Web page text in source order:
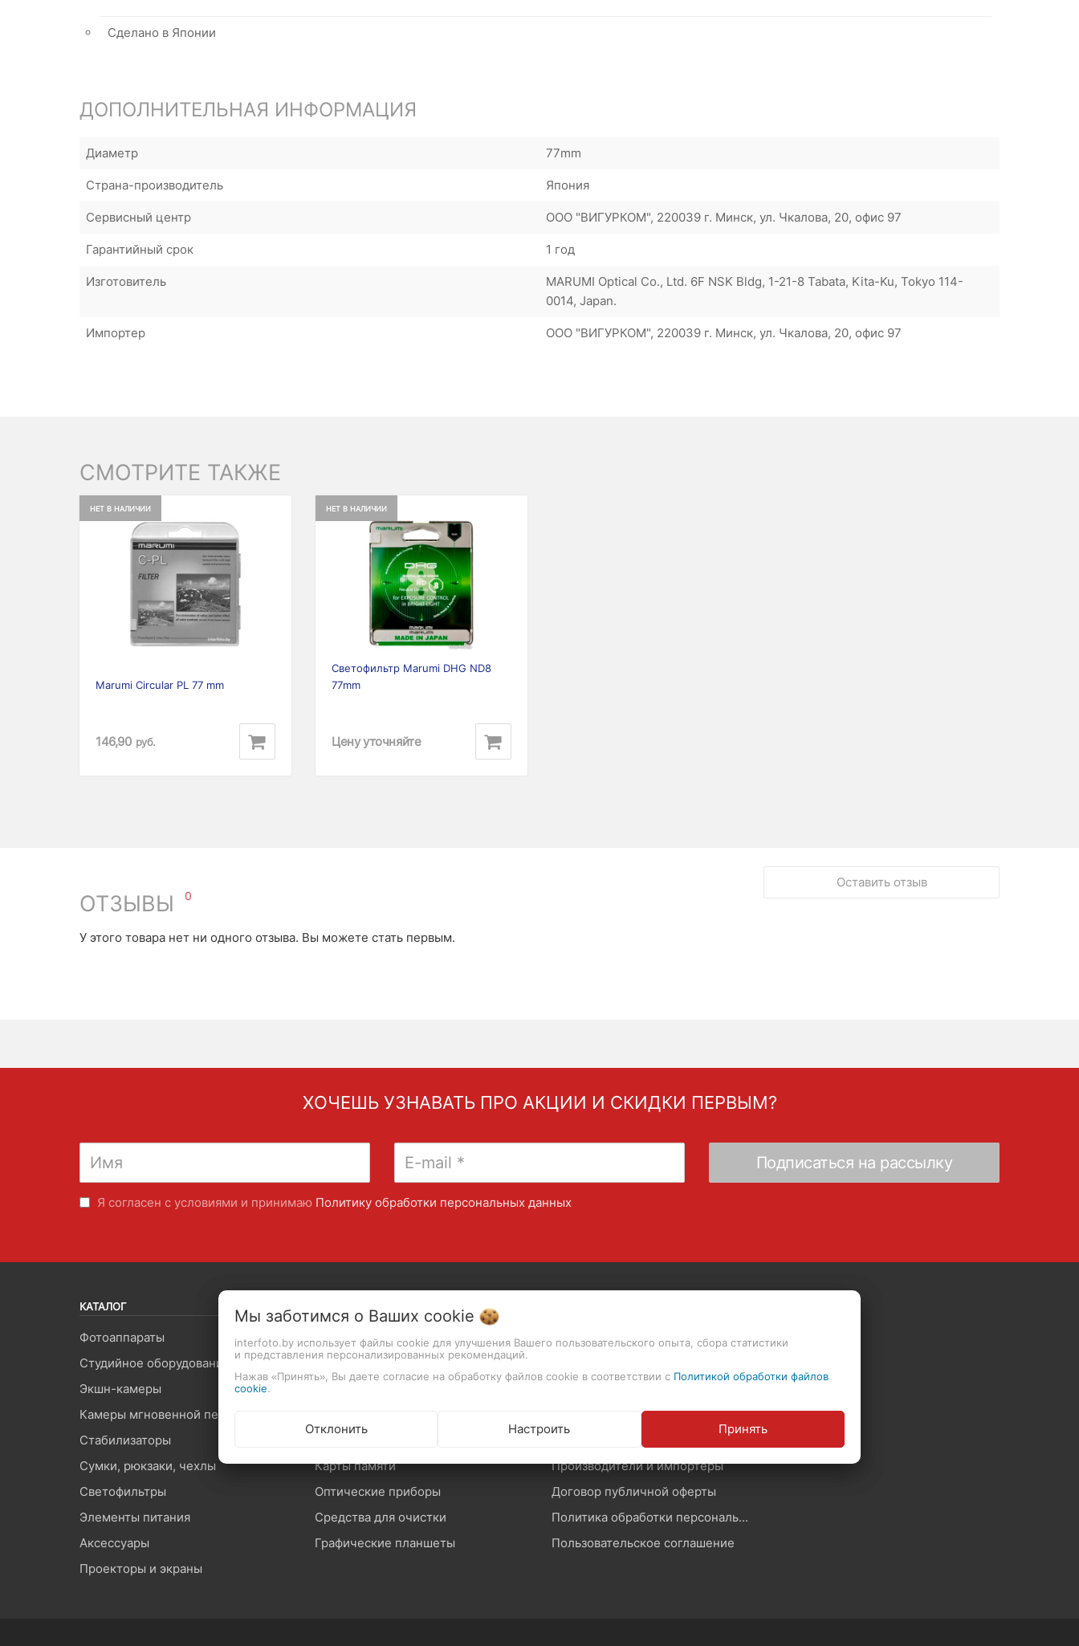
Сделано в Японии
ДОПОЛНИТЕЛЬНАЯ ИНФОРМАЦИЯ
Диаметр 77mm
Страна-производитель Япония
Сервисный центр ООО "ВИГУРКОМ", 220039 г. Минск, ул. Чкалова, 20, офис 97
Гарантийный срок 1 год
Изготовитель
MARUMI Optical Co., Ltd. 6F NSK Bldg, 1-21-8 Tabata, Kita-Ku, Tokyo 114-
0014, Japan.
Импортер ООО "ВИГУРКОМ", 220039 г. Минск, ул. Чкалова, 20, офис 97
СМОТРИТЕ ТАКЖЕ
НЕТ В НАЛИЧИИ
Marumi Circular PL 77 mm
146,90 руб.
НЕТ В НАЛИЧИИ
Previous
Светофильтр Marumi DHG ND8
77mm
Цену уточняйте
ОТЗЫВЫ 0
Оставить отзыв
У этого товара нет ни одного отзыва. Вы можете стать первым.
ХОЧЕШЬ УЗНАВАТЬ ПРО АКЦИИ И СКИДКИ ПЕРВЫМ?
Я согласен с условиями и принимаю Политику обработки персональных данных
КАТАЛОГ
Фотоаппараты
Объективы
Студийное оборудование
Видеопроизводство
Экшн-камеры
Камеры мгновенной печати
Стабилизаторы
Сумки, рюкзаки, чехлы
Карты памяти
Светофильтры
Оптические приборы
Элементы питания
Средства для очистки
Аксессуары
Графические планшеты
Проекторы и экраны
Скидки - Распродажа - Суперцены
Политика в отношении обработки файлов Cookie
Производители и импортеры
Договор публичной оферты
Политика обработки персональных данных
Пользовательское соглашение
Мы заботимся о Ваших cookie
interfoto.by использует файлы cookie для улучшения Вашего пользовательского опыта, сбора статистики
и представления персонализированных рекомендаций.
Нажав «Принять», Вы даете согласие на обработку файлов cookie в соответствии с Политикой обработки файлов
cookie.
Отклонить Настроить Принять